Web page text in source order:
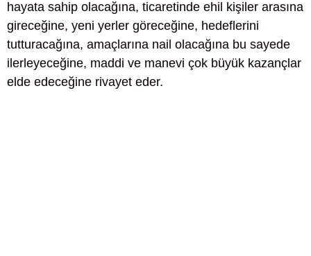
hayata sahip olacağına, ticaretinde ehil kişiler arasına
gireceğine, yeni yerler göreceğine, hedeflerini
tutturacağına, amaçlarına nail olacağına bu sayede
ilerleyeceğine, maddi ve manevi çok büyük kazançlar
elde edeceğine rivayet eder.